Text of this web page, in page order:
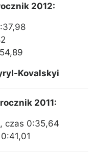
2012:
Kovalskyi
2011:
, czas 0:35,64